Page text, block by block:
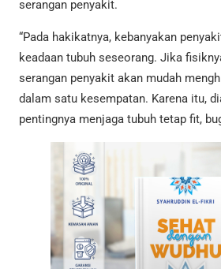
serangan penyakit.
“Pada hakikatnya, kebanyakan
keadaan tubuh seseorang. Jika
serangan penyakit akan mudah
dalam satu kesempatan. Karena itu,
pentingnya menjaga tubuh tetap fit,